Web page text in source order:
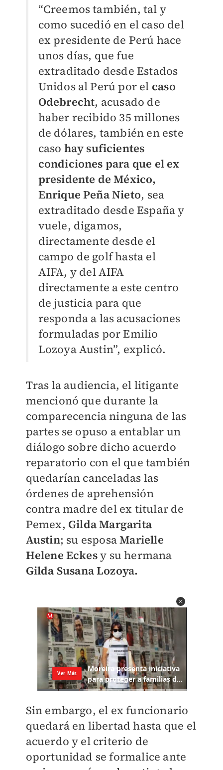
“Creemos también, tal y
como sucedió en el caso del
ex presidente de Perú hace
unos días, que fue
extraditado desde Estados
Unidos al Perú por el caso
Odebrecht, acusado de
haber recibido 35 millones
de dólares, también en este
caso hay suficientes
condiciones para que el ex
presidente de México,
Enrique Peña Nieto, sea
extraditado desde España y
vuele, digamos,
directamente desde el
campo de golf hasta el
AIFA, y del AIFA
directamente a este centro
de justicia para que
responda a las acusaciones
formuladas por Emilio
Lozoya Austin”, explicó.
Tras la audiencia, el litigante
mencionó que durante la
comparecencia ninguna de las
partes se opuso a entablar un
diálogo sobre dicho acuerdo
reparatorio con el que también
quedarían canceladas las
órdenes de aprehensión
contramadre del ex titular de
Pemex, Gilda Margarita
Austin; su esposaMarielle
Helene Eckesy su hermana
Gilda Susana Lozoya.
Sin embargo, el ex funcionario
quedará en libertad hasta que el
acuerdo y el criterio de
oportunidad se formalice ante